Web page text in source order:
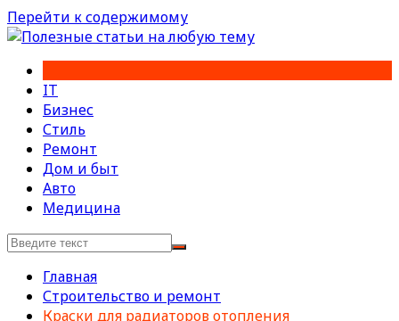
Перейти к содержимому
IT
Бизнес
Стиль
Ремонт
Дом и быт
Авто
Медицина
Главная
Строительство и ремонт
Краски для радиаторов отопления